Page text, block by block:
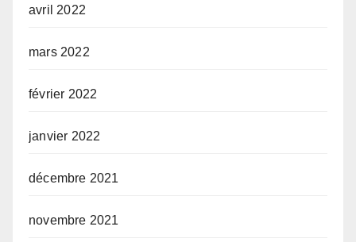
avril 2022
mars 2022
février 2022
janvier 2022
décembre 2021
novembre 2021